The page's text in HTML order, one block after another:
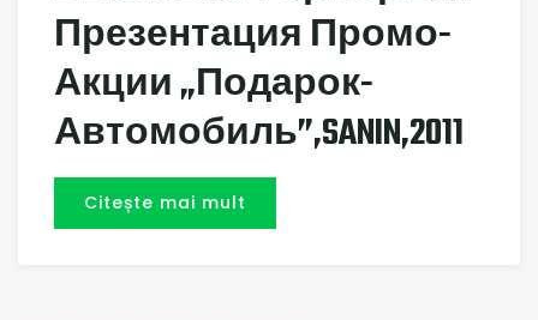
Презентация Промо-
Акции „Подарок-
Автомобиль”,SANIN,2011
Citește mai mult